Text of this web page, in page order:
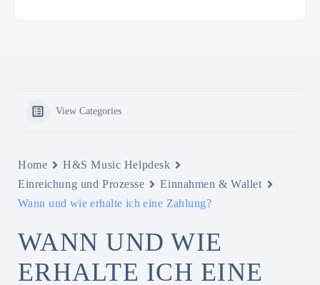
View Categories
Home
H&S Music Helpdesk
Einreichung und Prozesse
Einnahmen & Wallet
Wann und wie erhalte ich eine Zahlung?
WANN UND WIE
ERHALTE ICH EINE